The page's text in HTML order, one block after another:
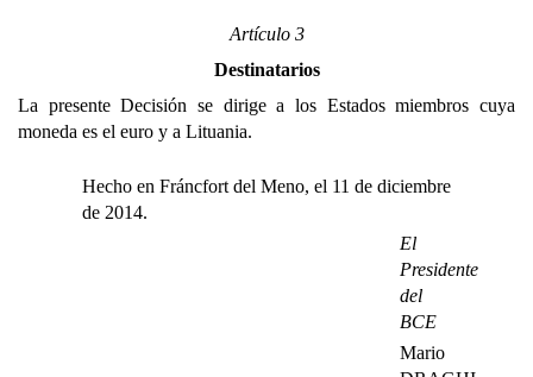
Artículo 3
Destinatarios
La presente Decisión se dirige a los Estados miembros cuya
moneda es el euro y a Lituania.
Hecho en Fráncfort del Meno, el 11 de diciembre
de 2014.
El
Presidente
del
BCE
Mario